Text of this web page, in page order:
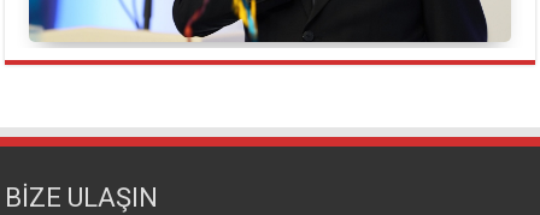
BİZE ULAŞIN